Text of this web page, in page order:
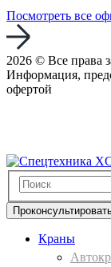
Посмотреть все
2026 © Все права
Информация,
офертой
Краны